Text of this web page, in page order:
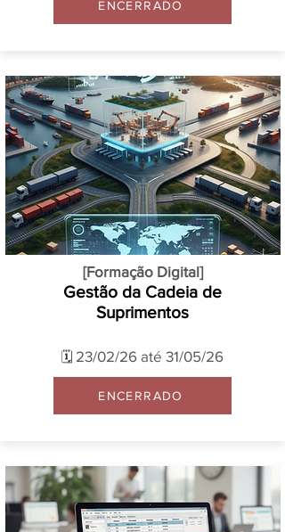
ENCERRADO
[Formação Digital]
Gestão da Cadeia de
Suprimentos
🗓️ 23/02/26 até 31/05/26
ENCERRADO